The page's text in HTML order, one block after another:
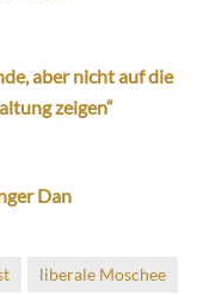
aber nicht auf die
zeigen“
Dan
liberale Moschee